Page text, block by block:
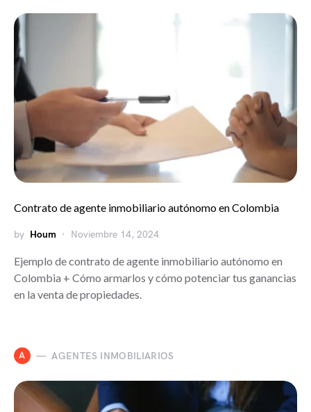
Contrato de agente inmobiliario autónomo en Colombia
by Houm Noviembre 14, 2024
Ejemplo de contrato de agente inmobiliario autónomo en
Colombia + Cómo armarlos y cómo potenciar tus ganancias
en la venta de propiedades.
A AGENTES INMOBILIARIOS